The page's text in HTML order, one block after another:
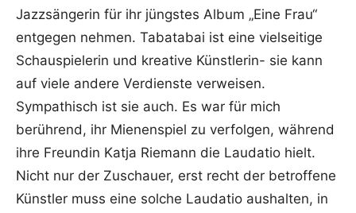
Jazzsängerin für ihr jüngstes Album „Eine Frau“
entgegen nehmen. Tabatabai ist eine vielseitige
Schauspielerin und kreative Künstlerin- sie kann
auf viele andere Verdienste verweisen.
Sympathisch ist sie auch. Es war für mich
berührend, ihr Mienenspiel zu verfolgen, während
ihre Freundin Katja Riemann die Laudatio hielt.
Nicht nur der Zuschauer, erst recht der betroffene
Künstler muss eine solche Laudatio aushalten, in